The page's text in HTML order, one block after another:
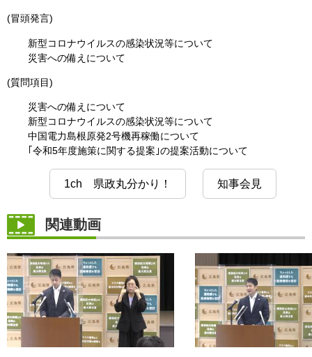
(冒頭発言)
新型コロナウイルスの感染状況等について
災害への備えについて
(質問項目)
災害への備えについて
新型コロナウイルスの感染状況等について
中国電力島根原発2号機再稼働について
｢令和5年度施策に関する提案｣の提案活動について
1ch 県政丸分かり！ 知事会見
関連動画